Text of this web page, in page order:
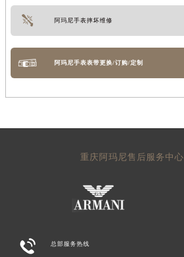
阿玛尼手表摔坏维修
阿玛尼手表表带更换/订购/定制
重庆阿玛尼售后服务中心
 总部服务热线